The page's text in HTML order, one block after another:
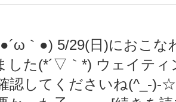
｀●) 5/29(日)におこな
した(*´▽｀*) ウェイテ
認してくださいね(^_-)-